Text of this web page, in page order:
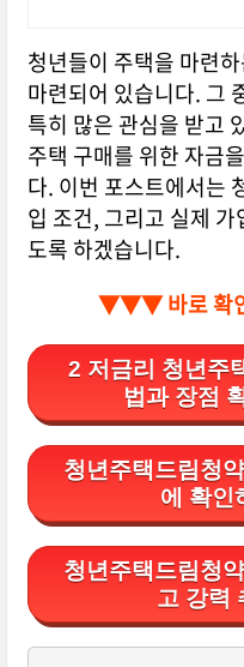
청년들이 주택을 마련
마련되어 있습니다. 그
특히 많은 관심을 받고
주택 구매를 위한 자금
다. 이번 포스트에서는
입 조건, 그리고 실제
도록 하겠습니다.
▼▼▼ 바로 확
2 저금리 청년주
법과 장점
청년주택드림청
에 확인
청년주택드림청
고 강력